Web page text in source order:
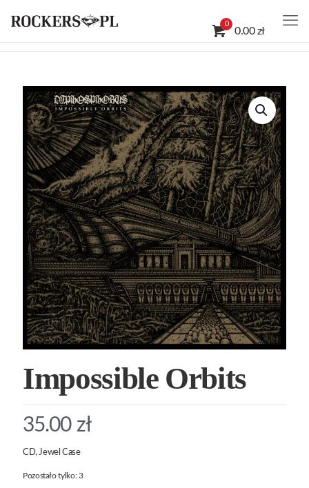
0
0.00 zł
Impossible Orbits
35.00 zł
CD, Jewel Case
Pozostało tylko: 3